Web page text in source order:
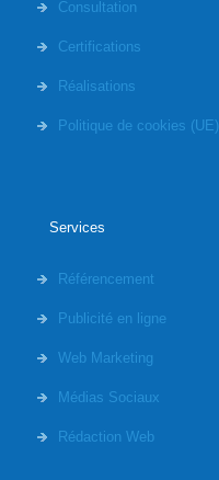
Consultation
Certifications
Réalisations
Politique de cookies (UE)
Services
Référencement
Publicité en ligne
Web Marketing
Médias Sociaux
Rédaction Web